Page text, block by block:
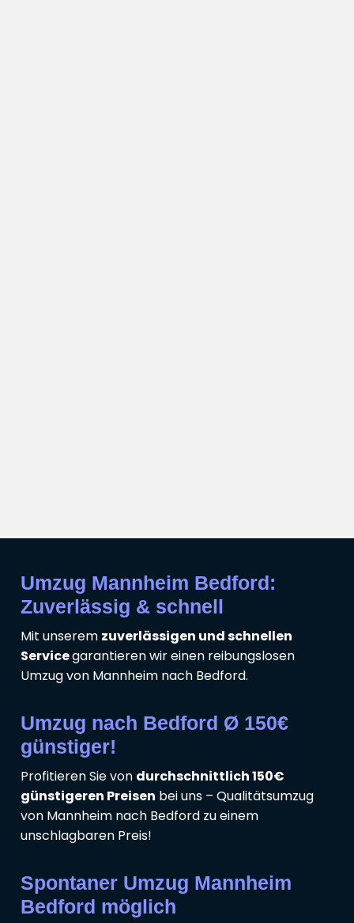
Umzug Mannheim Bedford:
Zuverlässig & schnell
Mit unserem zuverlässigen und schnellen
Servicegarantieren wir einen reibungslosen
Umzug von Mannheim nach Bedford.
Umzug nach Bedford Ø 150€
günstiger!
Profitieren Sie von durchschnittlich 150€
günstigeren Preisen bei uns – Qualitätsumzug
von Mannheim nach Bedford zu einem
unschlagbaren Preis!
Spontaner Umzug Mannheim
Bedford möglich